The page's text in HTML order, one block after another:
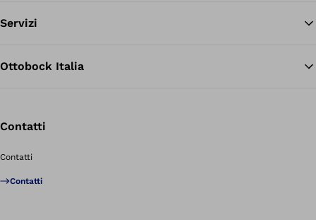
Servizi
Ottobock Italia
Contatti
Contatti
Contatti